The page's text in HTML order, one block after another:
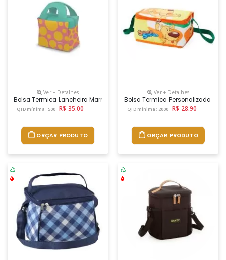
Ver + Detalhes
Bolsa Termica Lancheira Marmiteira Personalizada Promocional Com
QTD mínima: 500 R$ 35.00
ORÇAR PRODUTO
Ver + Detalhes
Bolsa Termica Personalizada
QTD mínima: 2000 R$ 28.90
ORÇAR PRODUTO